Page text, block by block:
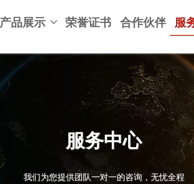
产品展示  荣誉证书 合作伙伴 服
服务中心
我们为您提供团队一对一的咨询，无忧全程